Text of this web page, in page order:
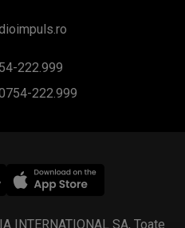
222.999
222.999
INTERNATIONAL SA, Toate